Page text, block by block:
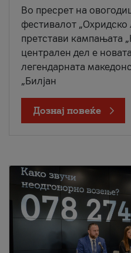
Во пресрет на
фестивалот „Охридско
претстави кампањата
централен дел е
легендарната
„Билјан
Дознај повеќе